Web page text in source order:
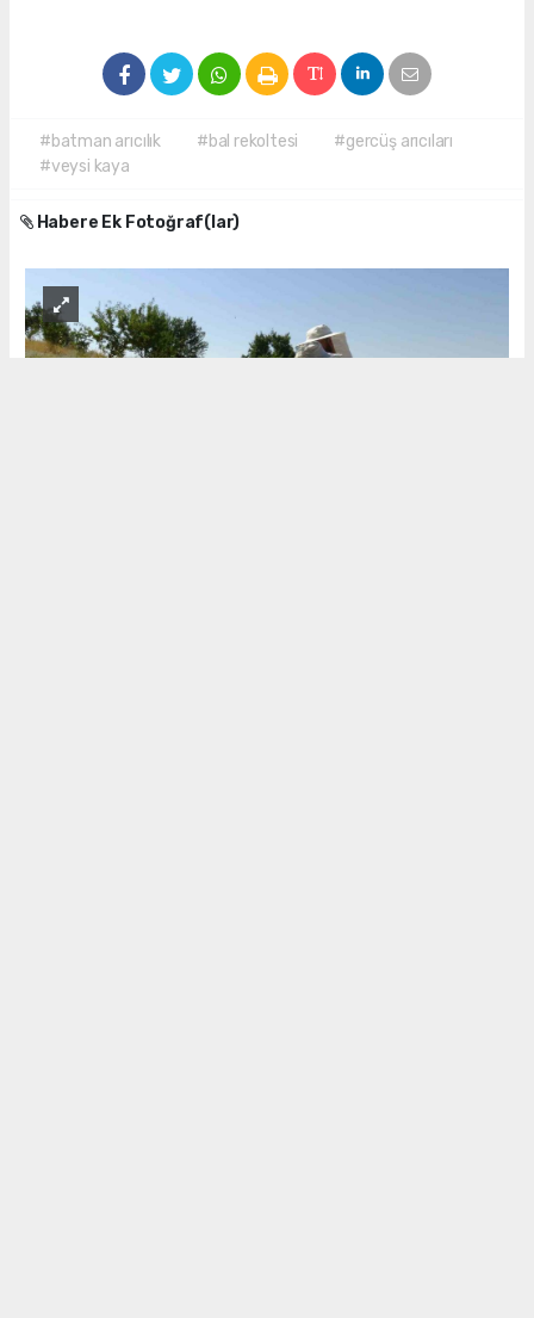
#batman arıcılık #bal rekoltesi
#gercüş arıcıları
#veysi kaya
Habere Ek Fotoğraf(lar)